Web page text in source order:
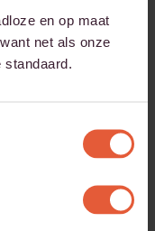
en op maat
net als onze